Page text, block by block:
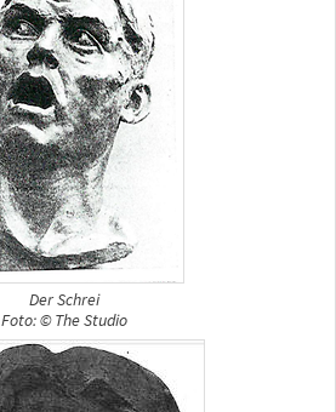
Der Schrei
Foto: © The Studio